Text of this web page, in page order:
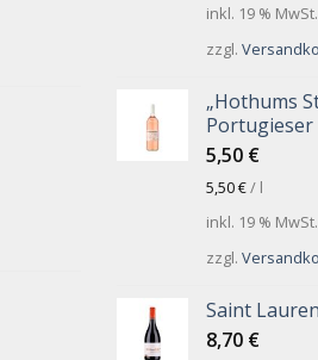
inkl. 19 % MwSt.
zzgl.
„Hothums
Portugieser
5,50 €
5,50€/ l
inkl. 19 % MwSt.
zzgl.
Saint
8,70 €